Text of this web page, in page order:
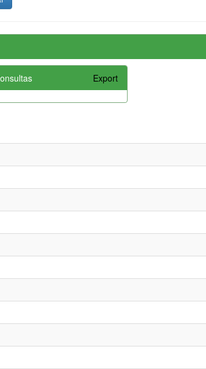
Export